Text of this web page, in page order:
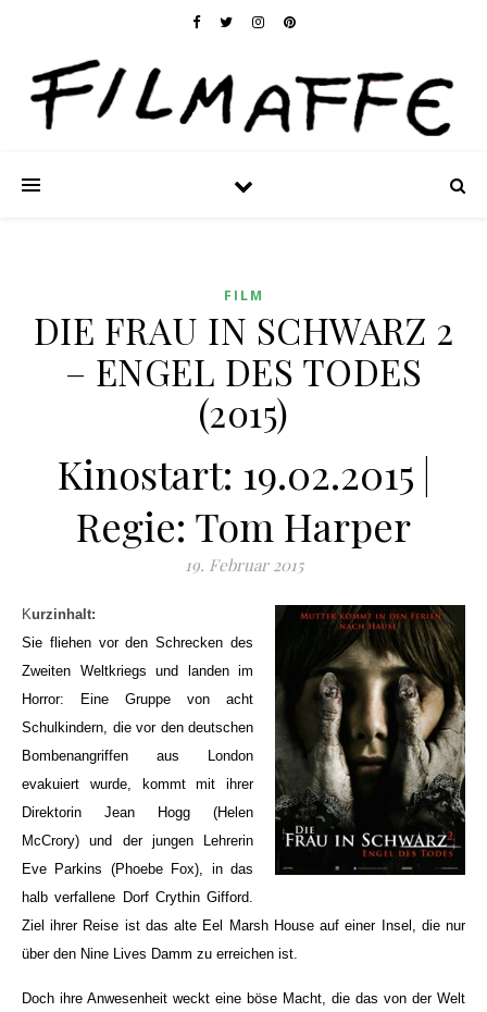
FILM
DIE FRAU IN SCHWARZ 2
– ENGEL DES TODES
(2015)
Kinostart: 19.02.2015 |
Regie: Tom Harper
19. Februar 2015
Kurzinhalt:
Sie fliehen vor den Schrecken des
Zweiten Weltkriegs und landen im
Horror: Eine Gruppe von acht
Schulkindern, die vor den deutschen
Bombenangriffen aus London
evakuiert wurde, kommt mit ihrer
Direktorin Jean Hogg (Helen
McCrory) und der jungen Lehrerin
Eve Parkins (Phoebe Fox), in das
halb verfallene Dorf Crythin Gifford.
Ziel ihrer Reise ist das alte Eel Marsh House auf einer Insel, die nur
über den Nine Lives Damm zu erreichen ist.
Doch ihre Anwesenheit weckt eine böse Macht, die das von der Welt